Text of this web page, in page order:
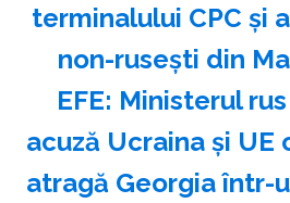
terminalului CPC şi
non-ruseşti din
EFE: Ministerul
acuză Ucraina şi UE
atragă Georgia într-